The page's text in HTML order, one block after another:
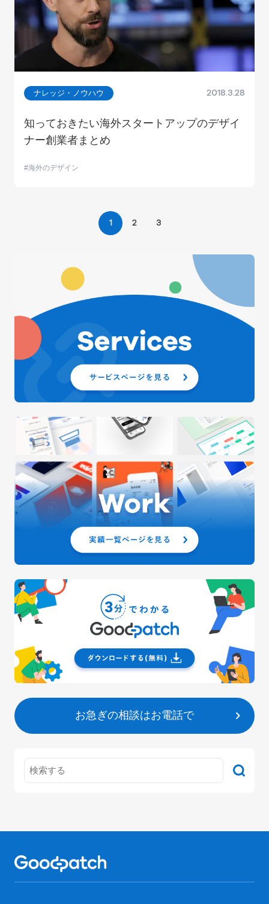
ナレッジ・ノウハウ 2018.3.28
知っておきたい海外スタートアップのデザイ
ナー創業者まとめ
海外のデザイン
1 2 3
お急ぎの相談はお電話で